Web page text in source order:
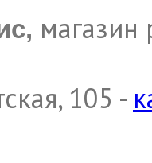
магазин
105 -